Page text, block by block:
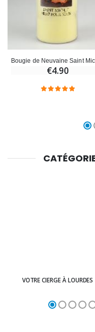
€4.90
VOTRE CIERGE À LOURDES